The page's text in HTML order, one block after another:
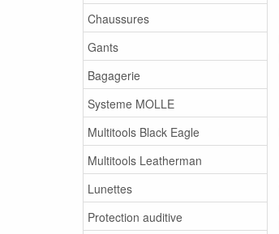
Chaussures
Gants
Bagagerie
Systeme MOLLE
Multitools Black Eagle
Multitools Leatherman
Lunettes
Protection auditive